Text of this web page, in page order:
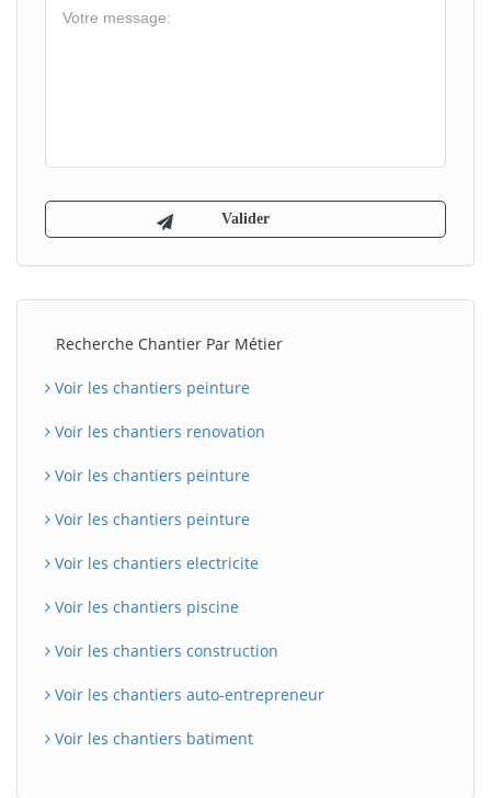
Recherche Chantier Par Métier
Voir les chantiers peinture
Voir les chantiers renovation
Voir les chantiers peinture
Voir les chantiers peinture
Voir les chantiers electricite
Voir les chantiers piscine
Voir les chantiers construction
Voir les chantiers auto-entrepreneur
Voir les chantiers batiment